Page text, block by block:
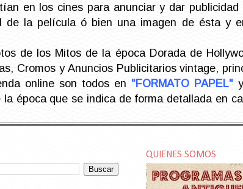
en los cines para anunciar y dar publicidad
de la película ó bien una imagen de ésta y
de los Mitos de la época Dorada de
Cromos y Anuncios Publicitarios vintage,
online son todos en "FORMATO PAPEL"
época que se indica de forma detallada en
QUIENES SOMOS